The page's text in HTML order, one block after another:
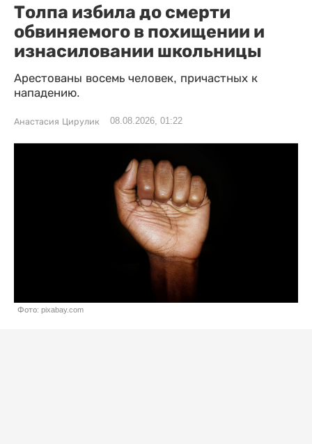
Толпа избила до смерти
обвиняемого в похищении и
изнасиловании школьницы
Арестованы восемь человек, причастных к
нападению.
Анастасия Цирулик 08.08.2026, 01:22
Фото: pixabay.com